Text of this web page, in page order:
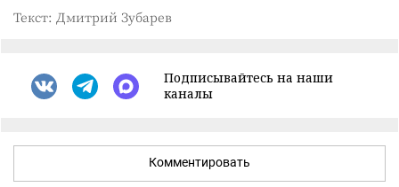
Текст: Дмитрий Зубарев
Подписывайтесь на наши
каналы
Комментировать